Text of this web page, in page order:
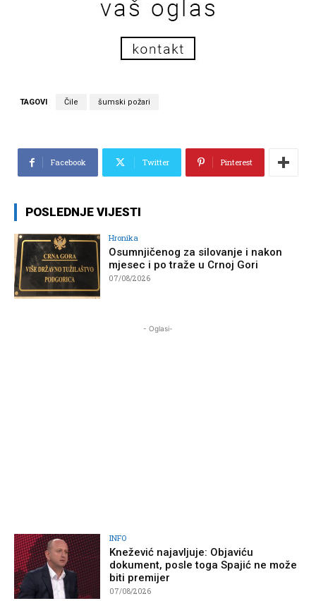
TAGOVI Čile šumski požari
Facebook Twitter Pinterest
POSLEDNJE VIJESTI
Hronika
Osumnjičenog za silovanje i nakon
mjesec i po traže u Crnoj Gori
07/08/2026
- Oglasi-
INFO
Knežević najavljuje: Objaviću
dokument, posle toga Spajić ne može
biti premijer
07/08/2026